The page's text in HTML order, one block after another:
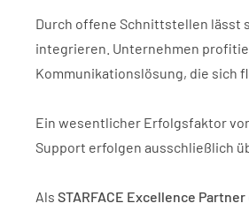
Durch offene Schnittstellen lässt
integrieren. Unternehmen
Kommunikationslösung, die sich
Ein wesentlicher Erfolgsfaktor
Support erfolgen ausschließlich
Als STARFACE Excellence Partner